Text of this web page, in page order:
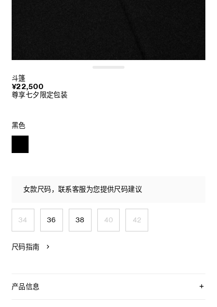
斗篷
¥22,500
尊享七夕限定包装
黑色
女款尺码，联系客服为您提供尺码建议
34 36 38 40 42
尺码指南
产品信息